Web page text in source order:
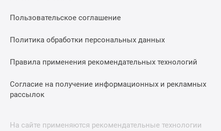
Пользовательское соглашение
Политика обработки персональных данных
Правила применения рекомендательных технологий
Согласие на получение информационных и рекламных
рассылок
На сайте применяются рекомендательные технологии